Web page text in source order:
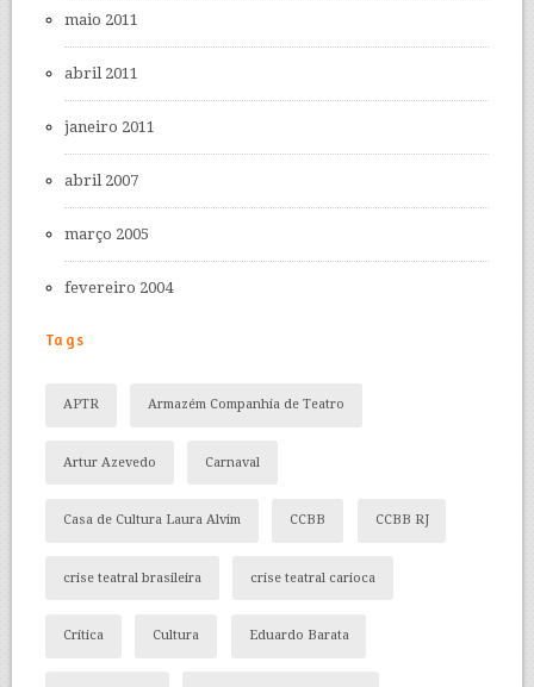
maio 2011
abril 2011
janeiro 2011
abril 2007
março 2005
fevereiro 2004
Tags
APTR Armazém Companhia de Teatro
Artur Azevedo Carnaval
Casa de Cultura Laura Alvim CCBB CCBB RJ
crise teatral brasileira crise teatral carioca
Crítica Cultura Eduardo Barata